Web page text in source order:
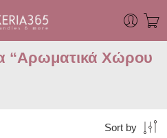
“Αρωματικά Χώρου
Sort by